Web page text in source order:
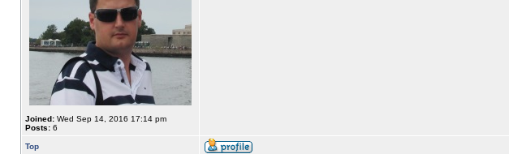
Joined: Wed Sep 14, 2016 17:14 pm
Posts: 6
Top